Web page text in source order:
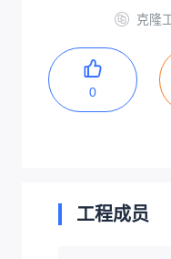
克隆
0
工程成员